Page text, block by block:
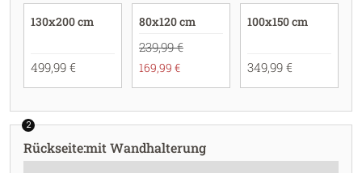
130x200 cm
499,99 €
80x120 cm
239,99 €
169,99 €
100x150 cm
349,99 €
2
Rückseite:mit Wandhalterung